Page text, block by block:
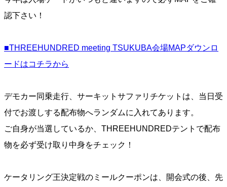
認下さい！
■THREEHUNDRED meeting TSUKUBA会場MAPダウンロ
ードはコチラから
デモカー同乗走行、サーキットサファリチケットは、当日受
付でお渡しする配布物へランダムに入れてあります。
ご自身が当選しているか、THREEHUNDREDテントで配布
物を必ず受け取り中身をチェック！
ケータリング王決定戦のミールクーポンは、開会式の後、先